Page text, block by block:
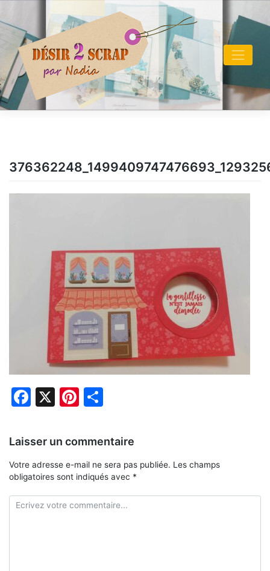
content
Facebook
X Pinterest
Laisser un commentaire
Votre adresse e-mail ne sera pas publiée. Les champs
obligatoires sont indiqués avec *